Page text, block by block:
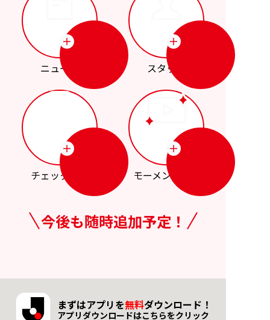
ニュース スタッツ
チェックイン モーメント動画
今後も随時追加予定！
まずはアプリを無料ダウンロード！
アプリダウンロードはこちらをクリック